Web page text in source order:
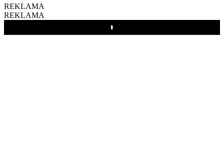
REKLAMA
REKLAMA
Play